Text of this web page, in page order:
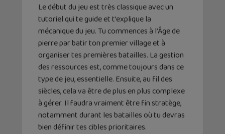
Le début du jeu est très classique avec un
tutoriel qui te guide et t’explique la
mécanique du jeu. Tu commences à l’Âge de
pierre par batir ton premier village et à
organiser tes premières batailles. La gestion
des ressources est, comme toujours dans ce
type de jeu, essentielle. Ensuite, au fil des
siècles, cela va être de plus en plus complexe
à gérer. Il faudra vraiment être fin stratège,
notamment durant les batailles où tu devras
bien définir tes cibles prioritaires.